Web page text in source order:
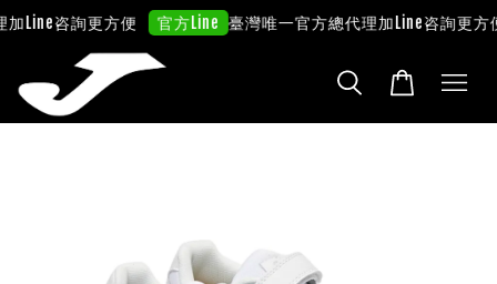
Line咨詢更方便 官方Line 臺灣唯一官方總代理加Line咨詢更方便